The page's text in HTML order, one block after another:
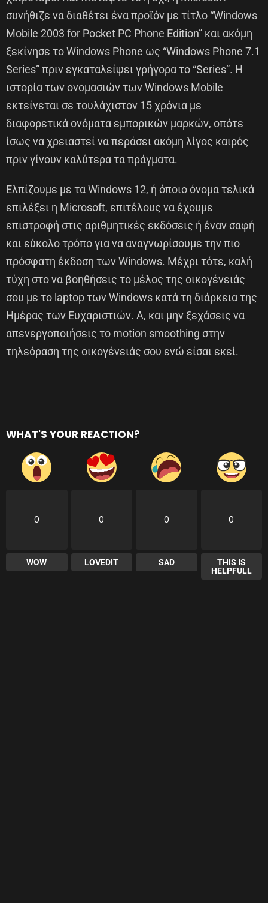
συνήθιζε να διαθέτει ένα προϊόν με τίτλο “Windows
Mobile 2003 for Pocket PC Phone Edition” και ακόμη
ξεκίνησε το Windows Phone ως “Windows Phone 7.1
Series” πριν εγκαταλείψει γρήγορα το “Series”. Η
ιστορία των ονομασιών των Windows Mobile
εκτείνεται σε τουλάχιστον 15 χρόνια με
διαφορετικά ονόματα εμπορικών μαρκών, οπότε
ίσως να χρειαστεί να περάσει ακόμη λίγος καιρός
πριν γίνουν καλύτερα τα πράγματα.
Ελπίζουμε με τα Windows 12, ή όποιο όνομα τελικά
επιλέξει η Microsoft, επιτέλους να έχουμε
επιστροφή στις αριθμητικές εκδόσεις ή έναν σαφή
και εύκολο τρόπο για να αναγνωρίσουμε την πιο
πρόσφατη έκδοση των Windows. Μέχρι τότε, καλή
τύχη στο να βοηθήσεις το μέλος της οικογένειάς
σου με το laptop των Windows κατά τη διάρκεια της
Ημέρας των Ευχαριστιών. Α, και μην ξεχάσεις να
απενεργοποιήσεις το motion smoothing στην
τηλεόραση της οικογένειάς σου ενώ είσαι εκεί.
WHAT'S YOUR REACTION?
0
WOW
0
LOVEDIT
0
SAD
0
THIS IS
HELPFULL